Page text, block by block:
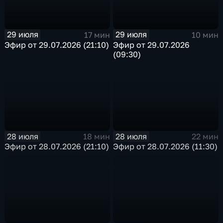
29 июля
17 мин
Эфир от 29.07.2026 (21:10)
29 июля
10 мин
Эфир от 29.07.2026
(09:30)
28 июля
18 мин
Эфир от 28.07.2026 (21:10)
28 июля
22 мин
Эфир от 28.07.2026 (11:30)